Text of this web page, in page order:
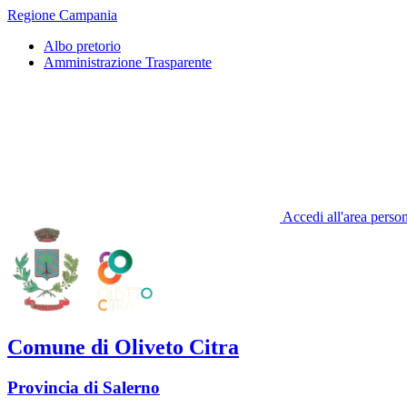
Regione Campania
Albo pretorio
Amministrazione Trasparente
Accedi all'area
Comune di Oliveto Citra
Provincia di Salerno